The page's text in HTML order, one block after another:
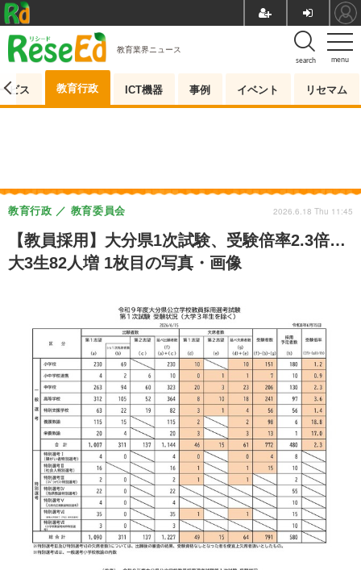
menu
search
教育業界ニュース
ビス 教育行政 ICT機器 事例 イベント リセマム
【教員採用】大分県1次試験、受験倍率2.3倍…
大3生82人増 1枚目の写真・画像
教育行政 教育委員会 2026.6.18 Thu 11:45